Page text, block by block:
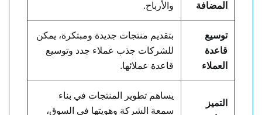
المضافة
والأرباح.
توسيع
قاعدة
العملاء
بتقديم منتجات جديدة ومبتكرة، يمكن
للشركات جذب عملاء جدد وتوسيع
قاعدة عملائها.
التميز
يساهم تطوير المنتجات في بناء
سمعة الشركة وهويتها في السوق،